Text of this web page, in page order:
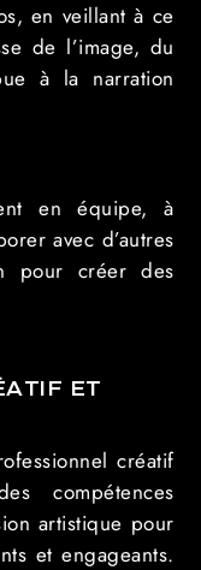
en veillant à ce
de l’image, du
à la narration
en équipe, à
avec d’autres
pour créer des
ET
créatif
compétences
artistique pour
et engageants.